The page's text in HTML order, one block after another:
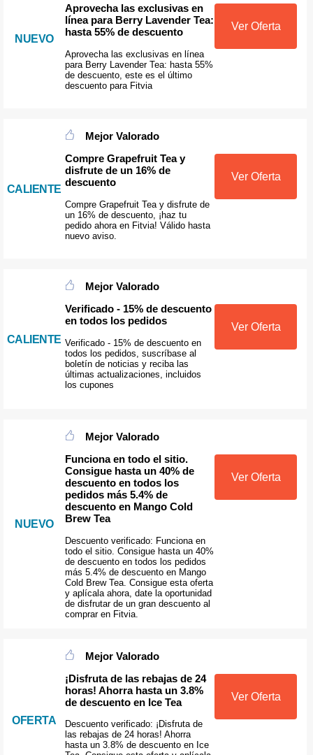
NUEVO
Aprovecha las exclusivas en
línea para Berry Lavender Tea:
hasta 55% de descuento
Aprovecha las exclusivas en línea
para Berry Lavender Tea: hasta 55%
de descuento, este es el último
descuento para Fitvia
Ver Oferta
CALIENTE
Mejor Valorado
Compre Grapefruit Tea y
disfrute de un 16% de
descuento
Compre Grapefruit Tea y disfrute de
un 16% de descuento, ¡haz tu
pedido ahora en Fitvia! Válido hasta
nuevo aviso.
Ver Oferta
CALIENTE
Mejor Valorado
Verificado - 15% de descuento
en todos los pedidos
Verificado - 15% de descuento en
todos los pedidos, suscríbase al
boletín de noticias y reciba las
últimas actualizaciones, incluidos
los cupones
Ver Oferta
NUEVO
Mejor Valorado
Funciona en todo el sitio.
Consigue hasta un 40% de
descuento en todos los
pedidos más 5.4% de
descuento en Mango Cold
Brew Tea
Descuento verificado: Funciona en
todo el sitio. Consigue hasta un 40%
de descuento en todos los pedidos
más 5.4% de descuento en Mango
Cold Brew Tea. Consigue esta oferta
y aplícala ahora, date la oportunidad
de disfrutar de un gran descuento al
comprar en Fitvia.
Ver Oferta
OFERTA
Mejor Valorado
¡Disfruta de las rebajas de 24
horas! Ahorra hasta un 3.8%
de descuento en Ice Tea
Descuento verificado: ¡Disfruta de
las rebajas de 24 horas! Ahorra
hasta un 3.8% de descuento en Ice
Ver Oferta